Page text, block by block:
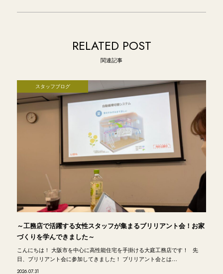
RELATED POST
関連記事
スタッフブログ
～工務店で活躍する女性スタッフが集まるブリリアント会！お家
づくりを学んできました～
こんにちは！ 大阪市を中心に高性能住宅を手掛ける大庭工務店です！ 先
日、ブリリアント会に参加してきました！ ブリリアント会とは…
2026.07.31